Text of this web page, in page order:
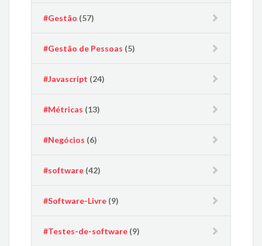
#Gestão (57)
#Gestão de Pessoas (5)
#Javascript (24)
#Métricas (13)
#Negócios (6)
#software (42)
#Software-Livre (9)
#Testes-de-software (9)